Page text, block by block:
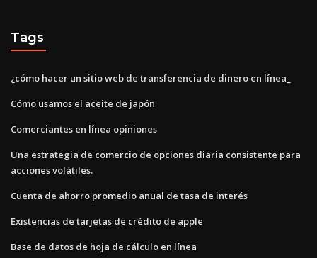
Tags
¿cómo hacer un sitio web de transferencia de dinero en línea_
Cómo usamos el aceite de japón
Comerciantes en línea opiniones
Una estrategia de comercio de opciones diaria consistente para
acciones volátiles.
Cuenta de ahorro promedio anual de tasa de interés
Existencias de tarjetas de crédito de apple
Base de datos de hoja de cálculo en línea